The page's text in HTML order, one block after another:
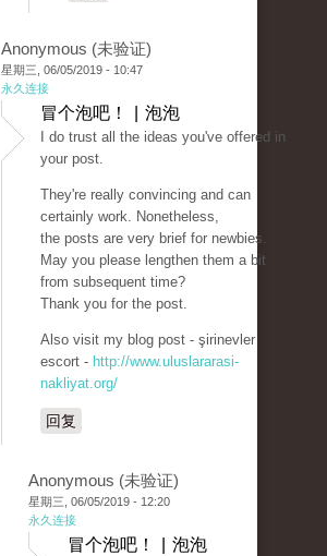
Anonymous (未验证)
星期三, 06/05/2019 - 10:47
永久连接
冒个泡吧！ | 泡泡
I do trust all the ideas you've offered in
your post.
They're really convincing and can
certainly work. Nonetheless,
the posts are very brief for newbies.
May you please lengthen them a bit
from subsequent time?
Thank you for the post.
Also visit my blog post - şirinevler
escort - http://www.uluslararasi-
nakliyat.org/
回复
Anonymous (未验证)
星期三, 06/05/2019 - 12:20
永久连接
冒个泡吧！ | 泡泡